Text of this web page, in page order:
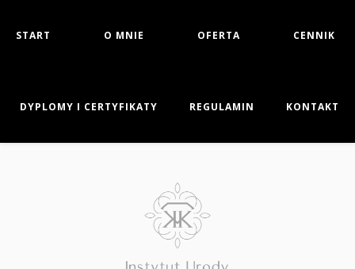
START O MNIE OFERTA CENNIK
DYPLOMY I CERTYFIKATY REGULAMIN KONTAKT